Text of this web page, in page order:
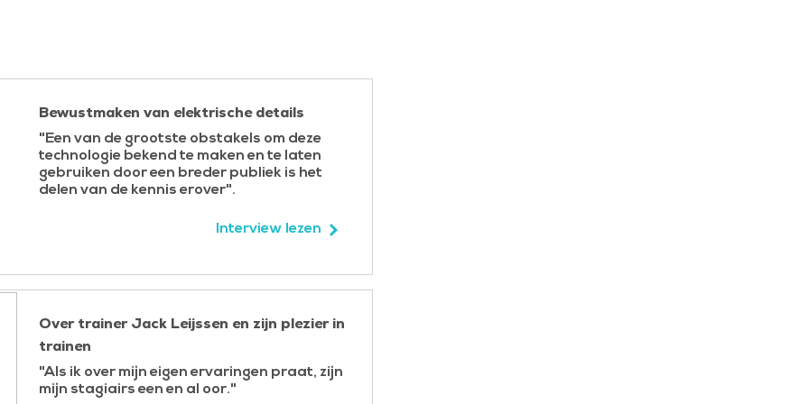
voor EMC, overspraak;
door holtes;
SNR, common-mode straling versus differentiële
behuizingen, apertuurantennes, creëren van
voor first-time-right DDRx-implementatie.
verschillende bordlaagstack-ups;
ontkoppelingsanalyse en optimalisatie om
creëren van ECM-nulpunten en -balken voor
Bewustmaken van elektrische details
"Een van de grootste obstakels om deze
technologie bekend te maken en te laten
gebruiken door een breder publiek is het
delen van de kennis erover".
Interview lezen
Over trainer Jack Leijssen en zijn plezier in
trainen
"Als ik over mijn eigen ervaringen praat, zijn
mijn stagiairs een en al oor."